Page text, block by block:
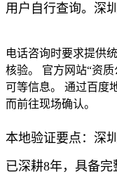
用户自行查询。深
电话咨询时要求提供
核验。 官方网站“资
可等信息。 通过百度
而前往现场确认。
本地验证要点：深
已深耕8年，具备